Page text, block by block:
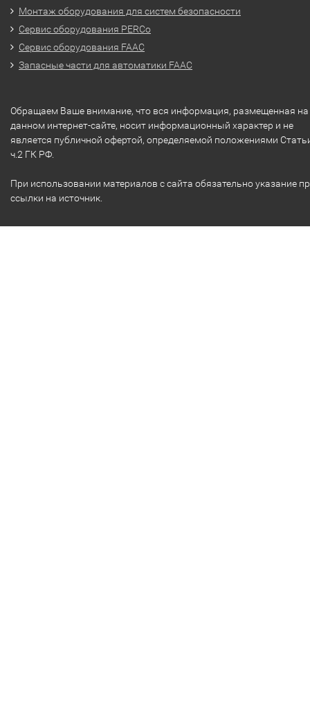
Монтаж оборудования для систем безопасности
Сервис оборудования PERCo
Сервис оборудования FAAC
Запасные части для автоматики FAAC
Обращаем Ваше внимание, что вся информация, размещенная на
данном интернет-сайте, носит информационный характер и не
является публичной офертой, определяемой положениями
ч.2 ГК РФ.
При использовании материалов с сайта обязательно указание
ссылки на источник.